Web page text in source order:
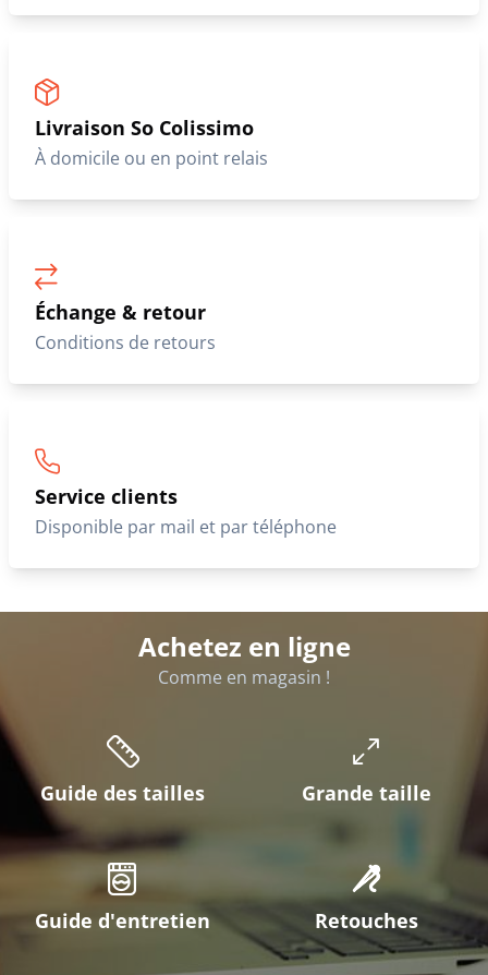
Livraison So Colissimo
À domicile ou en point relais
Échange & retour
Conditions de retours
Service clients
Disponible par mail et par téléphone
Achetez en ligne
Comme en magasin !
Guide des tailles Grande taille
Guide d'entretien Retouches